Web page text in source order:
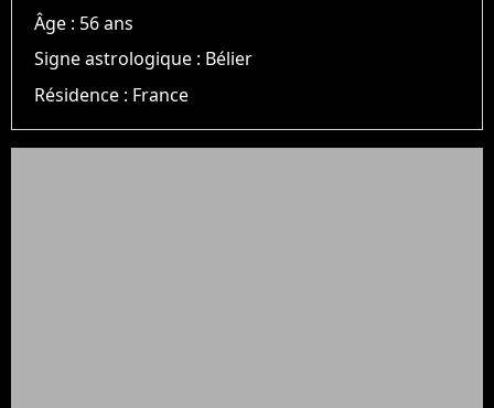
Âge : 56 ans
Signe astrologique : Bélier
Résidence : France